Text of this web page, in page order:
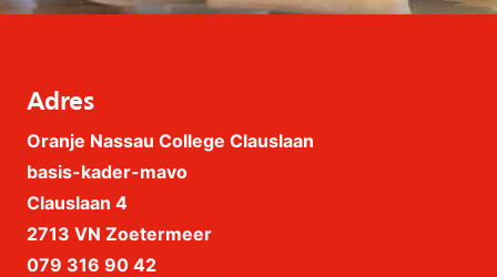
Adres
Oranje Nassau College Clauslaan
basis-kader-mavo
Clauslaan 4
2713 VN Zoetermeer
079 316 90 42